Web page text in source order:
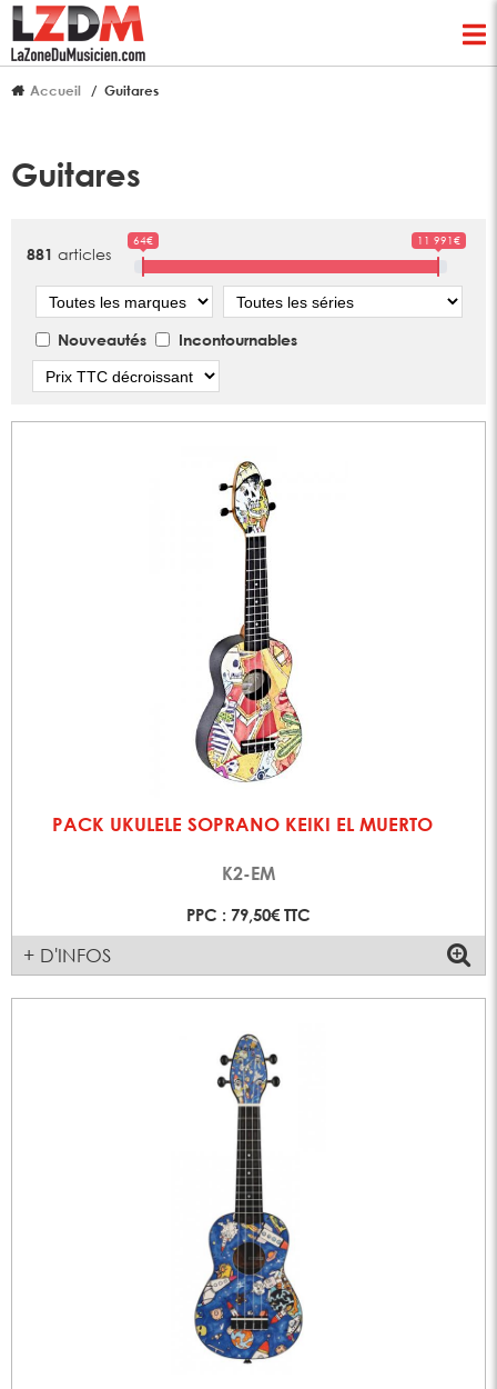
Accueil Guitares
Guitares
881 articles
64€ 11 991€
Marque Série
Nouveautés
Incontournables
PACK UKULELE SOPRANO KEIKI EL MUERTO
K2-EM
PPC : 79,50€ TTC
+ D'INFOS